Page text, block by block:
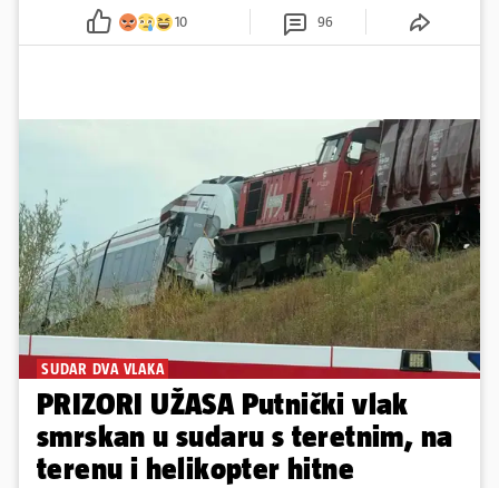
10 96
SUDAR DVA VLAKA
PRIZORI UŽASA Putnički vlak
smrskan u sudaru s teretnim, na
terenu i helikopter hitne